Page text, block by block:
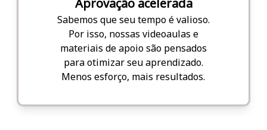
Aprovação acelerada
Sabemos que seu tempo é valioso.
Por isso, nossas videoaulas e
materiais de apoio são pensados
para otimizar seu aprendizado.
Menos esforço, mais resultados.